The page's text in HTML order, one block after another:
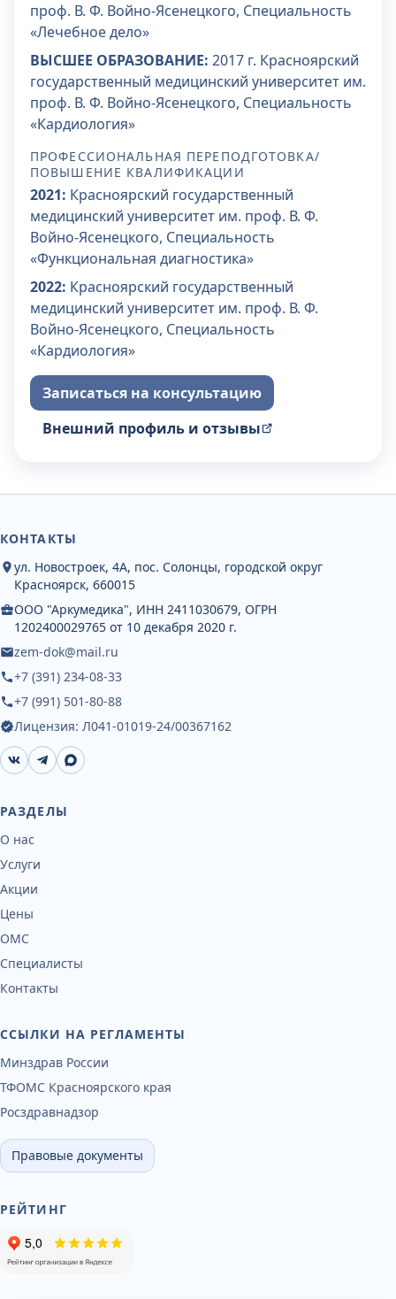
проф. В. Ф. Войно-Ясенецкого, Специальность
«Лечебное дело»
ВЫСШЕЕ ОБРАЗОВАНИЕ: 2017 г. Красноярский
государственный медицинский университет им.
проф. В. Ф. Войно-Ясенецкого, Специальность
«Кардиология»
ПРОФЕССИОНАЛЬНАЯ ПЕРЕПОДГОТОВКА/
ПОВЫШЕНИЕ КВАЛИФИКАЦИИ
2021: Красноярский государственный
медицинский университет им. проф. В. Ф.
Войно-Ясенецкого, Специальность
«Функциональная диагностика»
2022: Красноярский государственный
медицинский университет им. проф. В. Ф.
Войно-Ясенецкого, Специальность
«Кардиология»
Записаться на консультацию
Внешний профиль и отзывы
КОНТАКТЫ
ул. Новостроек, 4А, пос. Солонцы, городской округ
Красноярск, 660015
ООО "Аркумедика", ИНН 2411030679, ОГРН
1202400029765 от 10 декабря 2020 г.
zem-dok@mail.ru
+7 (391) 234-08-33
+7 (991) 501-80-88
Лицензия: Л041-01019-24/00367162
РАЗДЕЛЫ
О нас
Услуги
Акции
Цены
ОМС
Специалисты
Контакты
РЕЙТИНГ
ССЫЛКИ НА РЕГЛАМЕНТЫ
Минздрав России
ТФОМС Красноярского края
Росздравнадзор
Правовые документы